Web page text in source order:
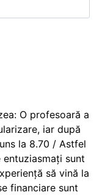
O profesoară a
iar după
la 8.70 / Astfel
sunt
să vină la
financiare sunt